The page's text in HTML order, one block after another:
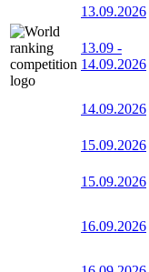
13.09.2026
13.09 -
14.09.2026
14.09.2026
15.09.2026
15.09.2026
16.09.2026